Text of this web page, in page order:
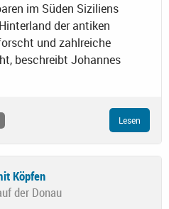
im Süden Siziliens
der antiken
und zahlreiche
beschreibt Johannes
Lesen
Köpfen
der Donau